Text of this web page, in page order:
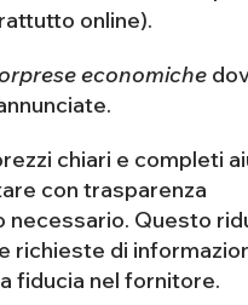
online).
economiche
chiari e completi
con trasparenza
necessario. Questo
richieste di
fiducia nel fornitore.